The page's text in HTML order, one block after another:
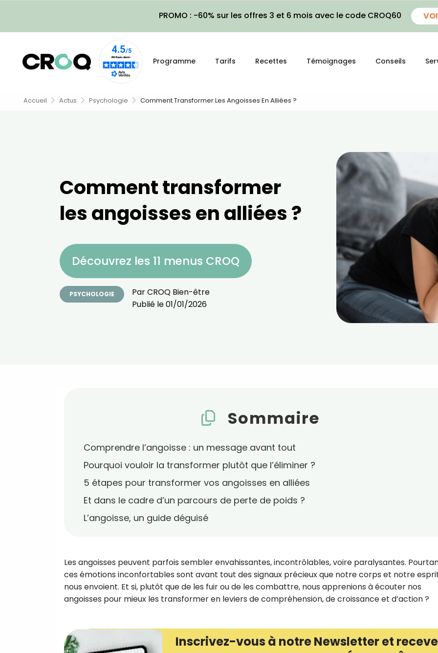
PROMO : -60% sur les offres 3 et 6 mois avec le code CROQ60
Programme Tarifs Recettes Témoignages Conseils
Accueil Actus Psychologie Comment Transformer Les Angoisses En Alliées ?
Comment transformer
les angoisses en alliées ?
Découvrez les 11 menus CROQ
PSYCHOLOGIE ParCROQ Bien-être
Publié le01/01/2026
Sommaire
Comprendre l’angoisse : un message avant tout
Pourquoi vouloir la transformer plutôt que l’éliminer ?
5 étapes pour transformer vos angoisses en alliées
Et dans le cadre d’un parcours de perte de poids ?
L’angoisse, un guide déguisé
Les angoisses peuvent parfois sembler envahissantes, incontrôlables, voire paralysantes.
ces émotions inconfortables sont avant tout des signaux précieux que notre corps et notre
nous envoient. Et si, plutôt que de les fuir ou de les combattre, nous apprenions à écouter nos
angoisses pour mieux les transformer en leviers de compréhension, de croissance et d’action ?
Inscrivez-vous à notre Newsletter et